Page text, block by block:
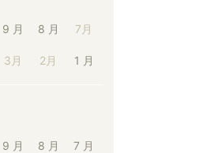
9 月 8 月 7月
3月 2月 1 月
9 月 8 月 7 月